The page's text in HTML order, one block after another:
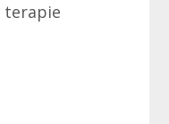
terapie